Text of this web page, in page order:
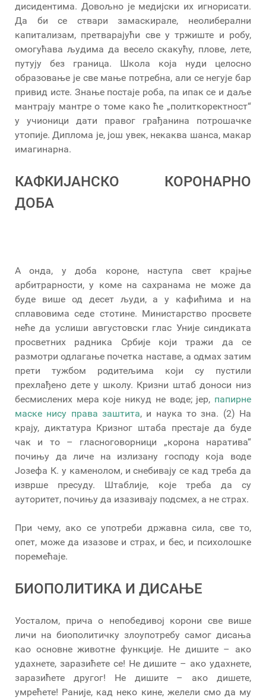
дисидентима. Довољно је медијски их игнорисати.
Да би се ствари замаскирале, неолиберални
капитализам, претварајући све у тржиште и робу,
омогућава људима да весело скакућу, плове, лете,
путују без граница. Школа која нуди целосно
образовање је све мање потребна, али се негује бар
привид исте. Знање постаје роба, па ипак се и даље
мантрају мантре о томе како ће „политкоректност“
у учионици дати правог грађанина потрошачке
утопије. Диплома је, још увек, некаква шанса, макар
имагинарна.
КАФКИЈАНСКО КОРОНАРНО
ДОБА
А онда, у доба короне, наступа свет крајње
арбитрарности, у коме на сахранама не може да
буде више од десет људи, а у кафићима и на
сплавовима седе стотине. Министарство просвете
неће да услиши августовски глас Уније синдиката
просветних радника Србије који тражи да се
размотри одлагање почетка наставе, а одмах затим
прети тужбом родитељима који су пустили
прехлађено дете у школу. Кризни штаб доноси низ
бесмислених мера које никуд не воде; јер, папирне
маске нису права заштита, и наука то зна. (2) На
крају, диктатура Кризног штаба престаје да буде
чак и то – гласноговорници „корона наратива“
почињу да личе на излизану господу која воде
Јозефа К. у каменолом, и снебивају се кад треба да
изврше пресуду. Штаблије, које треба да су
ауторитет, почињу да изазивају подсмех, а не страх.
При чему, ако се употреби државна сила, све то,
опет, може да изазове и страх, и бес, и психолошке
поремећаје.
БИОПОЛИТИКА И ДИСАЊЕ
Уосталом, прича о непобедивој корони све више
личи на биополитичку злоупотребу самог дисања
као основне животне функције. Не дишите – ако
удахнете, заразићете се! Не дишите – ако удахнете,
заразићете другог! Не дишите – ако дишете,
умрећете! Раније, кад неко кине, желели смо да му